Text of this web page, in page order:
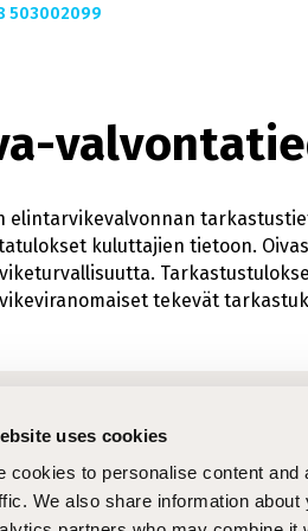
uses cookies
cookies to personalise content
We also share information
503002099
elintarvikevalvonnan
kuluttajien tietoon.
tekevät
Koulutukset
Tiedotteet